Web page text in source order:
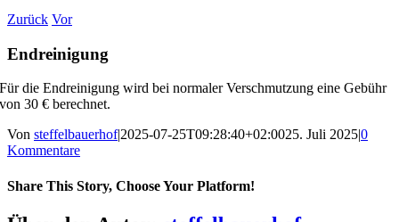
Zurück Vor
Endreinigung
Für die Endreinigung wird bei normaler Verschmutzung eine Gebühr
von 30 € berechnet.
Von steffelbauerhof|2025-07-25T09:28:40+02:0025. Juli 2025|0
Kommentare
Share This Story, Choose Your Platform!